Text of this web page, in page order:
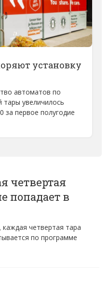
установку
автоматов по
тары увеличилось
за первое полугодие
четвертая
попадает в
четвертая тара
по программе